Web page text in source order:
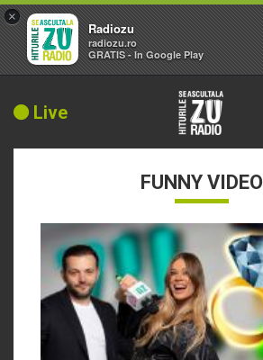
Live
FUNNY VIDEO
×
Radiozu
radiozu.ro
GRATIS - In Google Play